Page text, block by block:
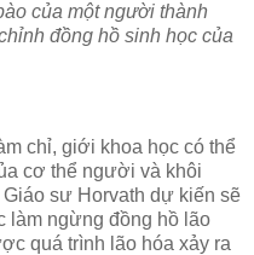
của một người thành
đồng hồ sinh học của
chỉ, giới khoa học có thể
cơ thể người và khôi
sư Horvath dự kiến sẽ
làm ngừng đồng hồ lão
quá trình lão hóa xảy ra